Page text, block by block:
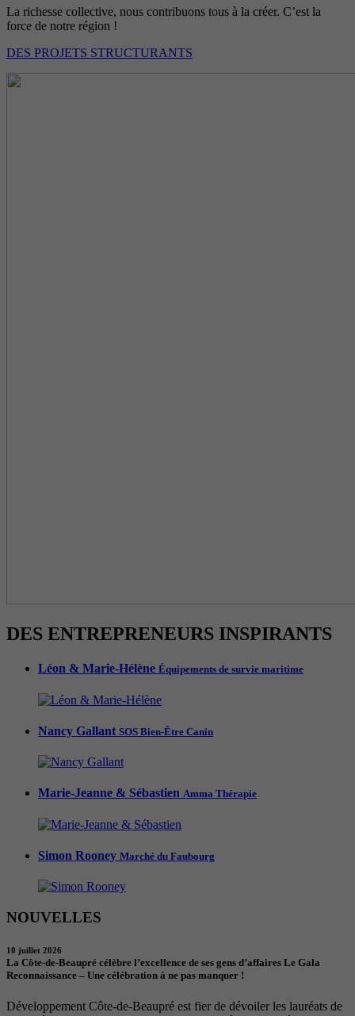
La richesse collective, nous contribuons tous à la créer. C’est la
force de notre région !
DES PROJETS STRUCTURANTS
DES ENTREPRENEURS INSPIRANTS
Léon & Marie-Hélène Équipements de survie maritime
Nancy Gallant SOS Bien-Être Canin
Marie-Jeanne & Sébastien Amma Thérapie
Simon Rooney Marché du Faubourg
NOUVELLES
10 juillet 2026
La Côte-de-Beaupré célèbre l’excellence de ses gens d’affaires Le Gala
Reconnaissance – Une célébration à ne pas manquer !
Développement Côte-de-Beaupré est fier de dévoiler les lauréats de